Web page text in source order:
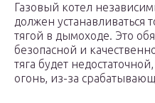
Газовый котел
должен устанавливаться
тягой в дымоходе. Это
безопасной и
тяга будет
огонь, из-за